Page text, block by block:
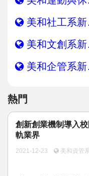
運動/體育/休閒/育樂
兩岸/大陸
焦點
婦女/孩童
美和社工系新聞網
美和文創系新聞網
美和企管系新聞網
熱門
創新創業機制導入
軌業界
2021-12-23 美和資管